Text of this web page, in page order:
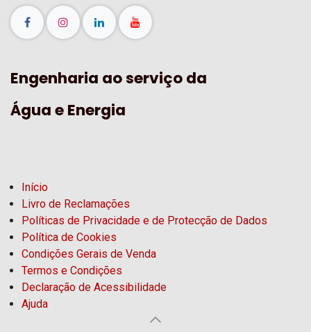
Engenharia ao serviço da
Água e Energia
Início
Livro de Reclamações
Políticas de Privacidade e de Protecção de Dados
Política de Cookies
Condições Gerais de Venda
Termos e Condições
Declaração de Acessibilidade
Ajuda